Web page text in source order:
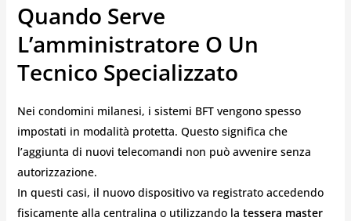
Quando Serve
L’amministratore O Un
Tecnico Specializzato
Nei condomini milanesi, i sistemi BFT vengono spesso
impostati in modalità protetta. Questo significa che
l’aggiunta di nuovi telecomandi non può avvenire senza
autorizzazione.
In questi casi, il nuovo dispositivo va registrato accedendo
fisicamente alla centralina o utilizzando la tessera master